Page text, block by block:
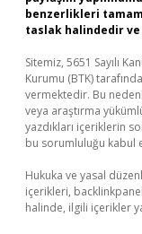
benzerlikleri
taslak halindedir
Sitemiz, 5651 Sayılı
Kurumu (BTK)
vermektedir. Bu
veya araştırma
yazdıkları içeriklerin
bu sorumluluğu kabul
Hukuka ve yasal
içerikleri,
halinde, ilgili içerikler